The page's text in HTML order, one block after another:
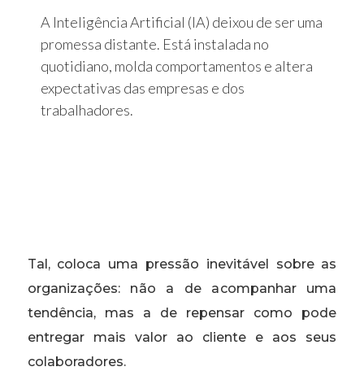
A Inteligência Artificial (IA) deixou de ser uma
promessa distante. Está instalada no
quotidiano, molda comportamentos e altera
expectativas das empresas e dos
trabalhadores.
Tal, coloca uma pressão inevitável sobre as
organizações: não a de acompanhar uma
tendência, mas a de repensar como pode
entregar mais valor ao cliente e aos seus
colaboradores.